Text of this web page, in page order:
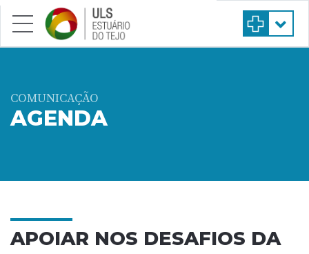
Saltar para conteúdo principal
COMUNICAÇÃO
AGENDA
APOIAR NOS DESAFIOS DA